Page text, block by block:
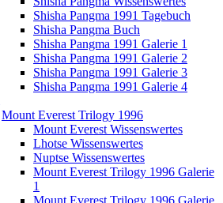
Shisha Pangma 1991 Tagebuch
Shisha Pangma Buch
Shisha Pangma 1991 Galerie 1
Shisha Pangma 1991 Galerie 2
Shisha Pangma 1991 Galerie 3
Shisha Pangma 1991 Galerie 4
Mount Everest Trilogy 1996
Mount Everest Wissenswertes
Lhotse Wissenswertes
Nuptse Wissenswertes
Mount Everest Trilogy 1996 Galerie
1